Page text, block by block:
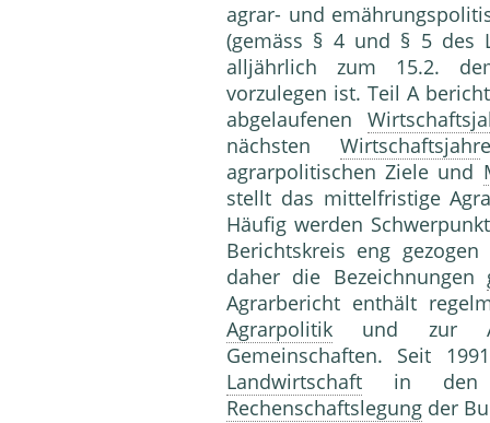
agrar- und
(gemäss § 4 und § 5 des
alljährlich zum 15.2.
vorzulegen ist. Teil A
abgelaufenen
nächsten Wirtschaftsjahr
agrarpolitischen Ziele und
stellt das mittelfristige
Häufig werden
Berichtskreis eng gezogen
daher die Bezeichnungen
Agrarbericht enthält
Agrarpolitik und zur
Gemeinschaften. Seit
Landwirtschaft in den
Rechenschaftslegung der